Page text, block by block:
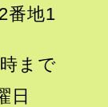
番地1
まで
日